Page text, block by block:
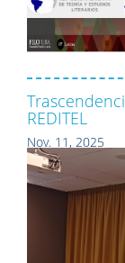
REDITEL
Nov. 11, 2025